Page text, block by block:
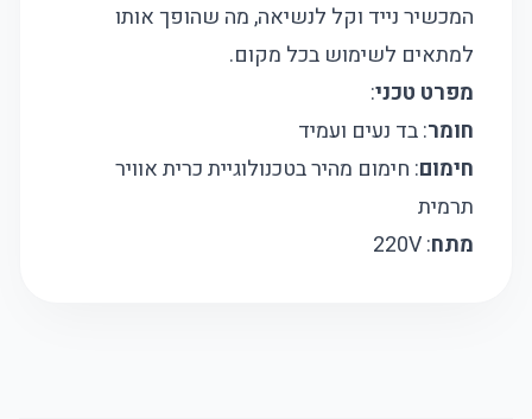
המכשיר נייד וקל לנשיאה, מה שהופך אותו
למתאים לשימוש בכל מקום.
מפרט טכני:
חומר: בד נעים ועמיד
חימום: חימום מהיר בטכנולוגיית כרית אוויר
תרמית
מתח: 220V